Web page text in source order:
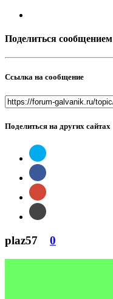
Поделиться сообщением
Ссылка на сообщение
Поделиться на других сайтах
plaz57 0